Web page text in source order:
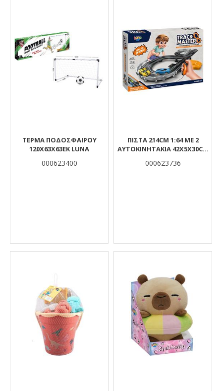
ΤΕΡΜΑ ΠΟΔΟΣΦΑΙΡΟΥ
120X63X63ΕΚ LUNA
000623400
ΠΙΣΤΑ 214CM 1:64 ΜΕ 2
ΑΥΤΟΚΙΝΗΤΑΚΙΑ 42X5X30CM
000623736